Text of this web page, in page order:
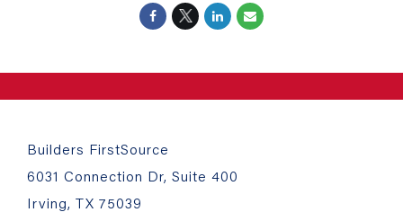
Builders FirstSource
6031 Connection Dr, Suite 400
Irving, TX 75039